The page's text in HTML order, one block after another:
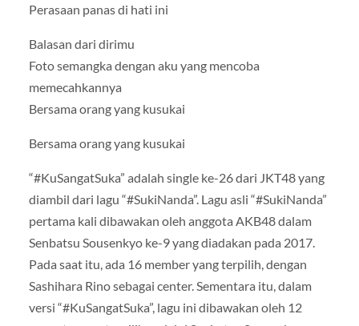
Perasaan panas di hati ini
Balasan dari dirimu
Foto semangka dengan aku yang mencoba
memecahkannya
Bersama orang yang kusukai
Bersama orang yang kusukai
“#KuSangatSuka” adalah single ke-26 dari JKT48 yang
diambil dari lagu “#SukiNanda”. Lagu asli “#SukiNanda”
pertama kali dibawakan oleh anggota AKB48 dalam
Senbatsu Sousenkyo ke-9 yang diadakan pada 2017.
Pada saat itu, ada 16 member yang terpilih, dengan
Sashihara Rino sebagai center. Sementara itu, dalam
versi “#KuSangatSuka”, lagu ini dibawakan oleh 12